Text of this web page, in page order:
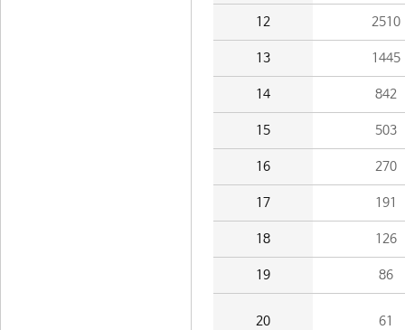
12 2510
13 1445
14 842
15 503
16 270
17 191
18 126
19 86
20 61